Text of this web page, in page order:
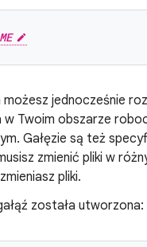
jednocześnie
Twoim obszarze
Gałęzie są też
zmienić pliki w
pliki.
została utworzona: